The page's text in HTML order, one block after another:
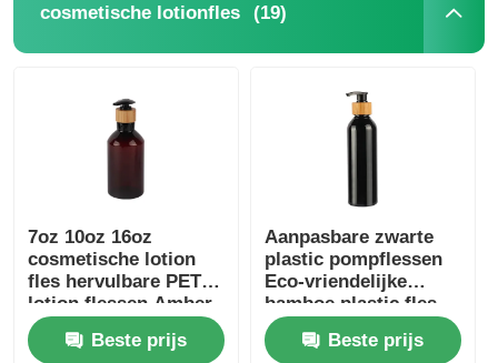
cosmetische lotionfles (19)
7oz 10oz 16oz
cosmetische lotion
fles hervulbare PET
lotion flessen Amber
Beste prijs
Aanpasbare zwarte
plastic pompflessen
Eco-vriendelijke
bamboe plastic fles
180ml 200ml 250ml
300ml
Beste prijs